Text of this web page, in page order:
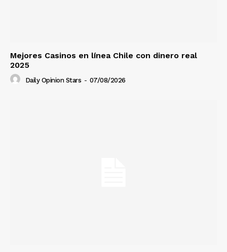
Mejores Casinos en línea Chile con dinero real
2025
Daily Opinion Stars - 07/08/2026